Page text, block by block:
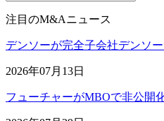
注目のM&Aニュース
デンソーが完全子会社デンソ
2026年07月13日
フューチャーがMBOで非公開